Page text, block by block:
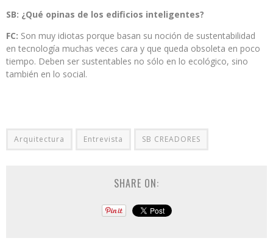
SB: ¿Qué opinas de los edificios inteligentes?
FC: Son muy idiotas porque basan su noción de sustentabilidad
en tecnología muchas veces cara y que queda obsoleta en poco
tiempo. Deben ser sustentables no sólo en lo ecológico, sino
también en lo social.
Arquitectura Entrevista SB CREADORES
SHARE ON: